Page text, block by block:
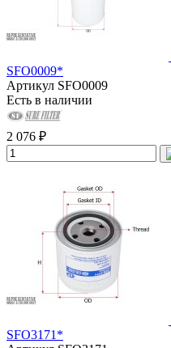
SFO0009*
Артикул SFO0009
Есть в наличии
2 076 ₽
SFO3171*